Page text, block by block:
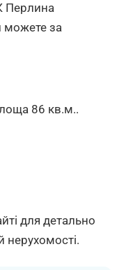
Перлина
можете за
86 кв.м..
для детально
нерухомості.